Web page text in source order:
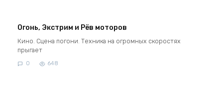
Огонь, Экстрим и Рёв моторов
Кино. Сцена погони. Техника на огромных скоростях
прыгает
0 648